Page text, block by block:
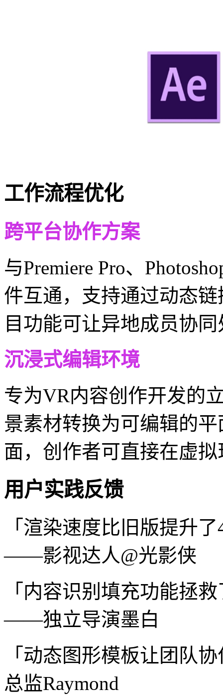
工作流程优化
跨平台协作方案
与Premiere Pro、
件互通，支持通过动态
目功能可让异地成员协
沉浸式编辑环境
专为VR内容创作开发的
景素材转换为可编辑的
面，创作者可直接在虚
用户实践反馈
「渲染速度比旧版提升
——影视达人@光影侠
「内容识别填充功能拯
——独立导演墨白
「动态图形模板让团队
总监Raymond